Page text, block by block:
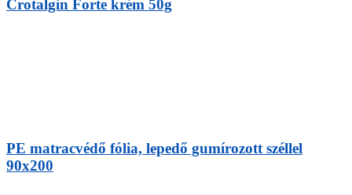
Crotalgin Forte krém 50g
PE matracvédő fólia, lepedő gumírozott széllel
90x200